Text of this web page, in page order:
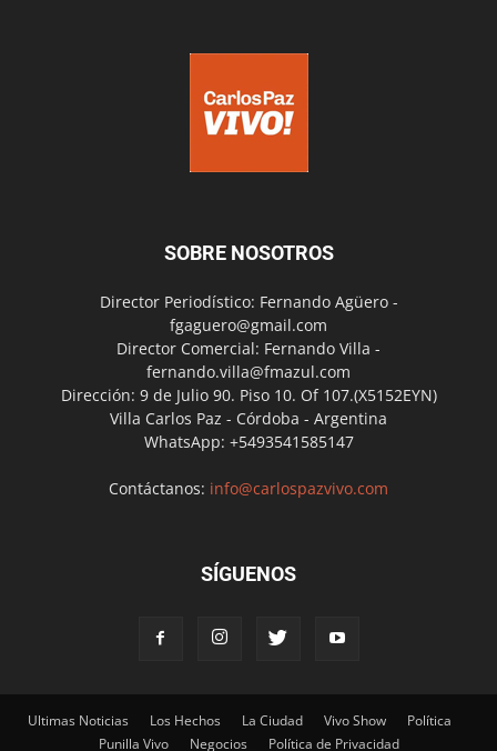
SOBRE NOSOTROS
Director Periodístico: Fernando Agüero -
fgaguero@gmail.com
Director Comercial: Fernando Villa -
fernando.villa@fmazul.com
Dirección: 9 de Julio 90. Piso 10. Of 107.(X5152EYN)
Villa Carlos Paz - Córdoba - Argentina
WhatsApp: +5493541585147
Contáctanos: info@carlospazvivo.com
SÍGUENOS
Ultimas Noticias Los Hechos La Ciudad Vivo Show
Política
Punilla Vivo
Negocios Política de Privacidad